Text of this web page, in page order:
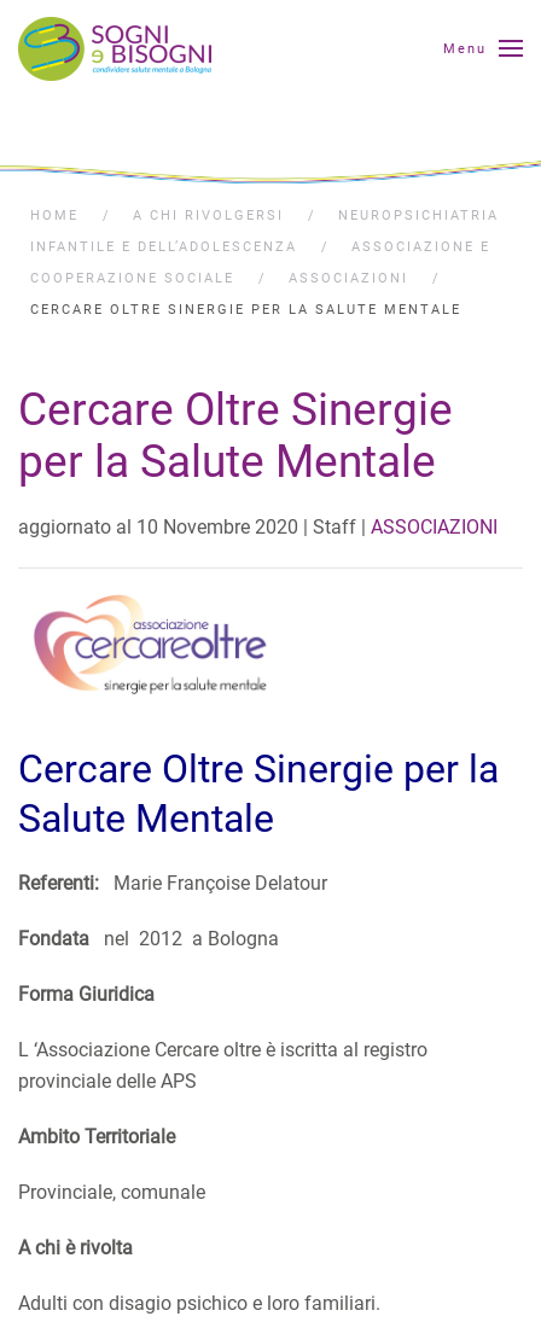
Menu
HOME A CHI RIVOLGERSI
NEUROPSICHIATRIA
INFANTILE E DELL’ADOLESCENZA
ASSOCIAZIONE E
COOPERAZIONE SOCIALE
ASSOCIAZIONI
CERCARE OLTRE SINERGIE PER LA SALUTE MENTALE
Cercare Oltre Sinergie
per la Salute Mentale
aggiornato al 10 Novembre 2020 | Staff | ASSOCIAZIONI
Cercare Oltre Sinergie per la
Salute Mentale
Referenti: Marie Françoise Delatour
Fondata nel 2012 a Bologna
Forma Giuridica
L ‘Associazione Cercare oltre è iscritta al registro
provinciale delle APS
Ambito Territoriale
Provinciale, comunale
A chi è rivolta
Adulti con disagio psichico e loro familiari.